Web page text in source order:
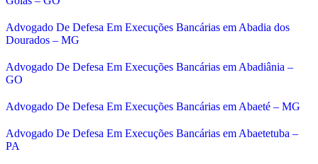
Advogado De Defesa Em Execuções Bancárias em Abadia dos
Dourados – MG
Advogado De Defesa Em Execuções Bancárias em Abadiânia –
GO
Advogado De Defesa Em Execuções Bancárias em Abaeté – MG
Advogado De Defesa Em Execuções Bancárias em Abaetetuba –
PA